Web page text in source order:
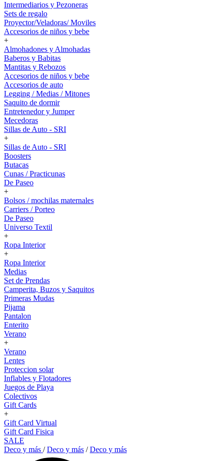
Intermediarios y Pezoneras
Sets de regalo
Proyector/Veladoras/ Moviles
Accesorios de niños y bebe
+
Almohadones y Almohadas
Baberos y Babitas
Mantitas y Rebozos
Accesorios de niños y bebe
Accesorios de auto
Legging / Medias / Mitones
Saquito de dormir
Entretenedor y Jumper
Mecedoras
Sillas de Auto - SRI
+
Sillas de Auto - SRI
Boosters
Butacas
Cunas / Practicunas
De Paseo
+
Bolsos / mochilas maternales
Carriers / Porteo
De Paseo
Universo Textil
+
Ropa Interior
+
Ropa Interior
Medias
Set de Prendas
Camperita, Buzos y Saquitos
Primeras Mudas
Pijama
Pantalon
Enterito
Verano
+
Verano
Lentes
Proteccion solar
Inflables y Flotadores
Juegos de Playa
Colectivos
Gift Cards
+
Gift Card Virtual
Gift Card Fisica
SALE
Deco y más / Deco y más / Deco y más